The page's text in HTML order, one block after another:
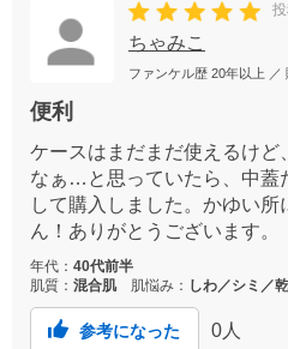
ちゃみこ
ファンケル歴 20年以上 ／
便利
ケースはまだまだ使えるけど
なぁ…と思っていたら、中蓋
して購入しました。かゆい所
ん！ありがとうございます。
年代： 40代前半
肌質： 混合肌 肌悩み： しわ／シミ／
参考になった 0 人